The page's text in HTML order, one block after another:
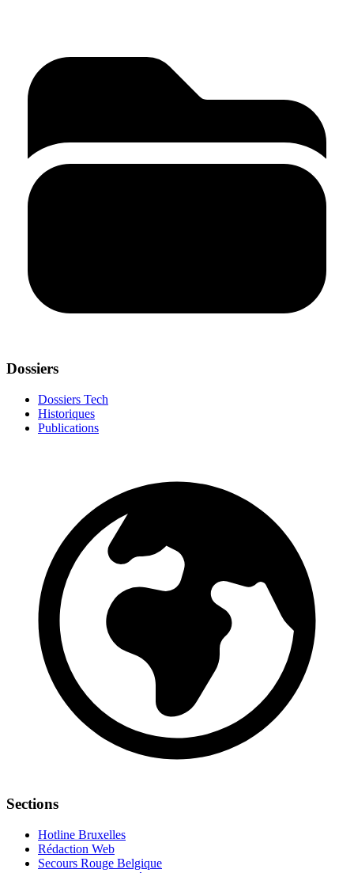
Dossiers
Dossiers Tech
Historiques
Publications
Sections
Hotline Bruxelles
Rédaction Web
Secours Rouge Belgique